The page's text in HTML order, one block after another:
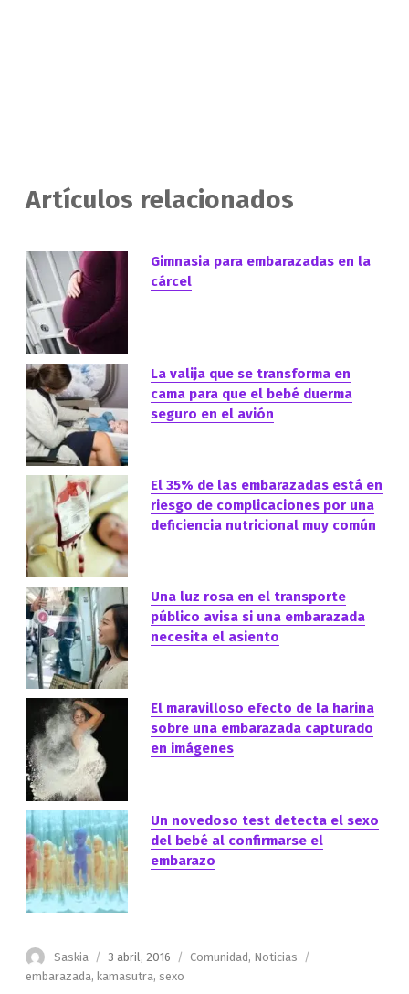
Artículos relacionados
Gimnasia para embarazadas en la
cárcel
La valija que se transforma en
cama para que el bebé duerma
seguro en el avión
El 35% de las embarazadas está en
riesgo de complicaciones por una
deficiencia nutricional muy común
Una luz rosa en el transporte
público avisa si una embarazada
necesita el asiento
El maravilloso efecto de la harina
sobre una embarazada capturado
en imágenes
Un novedoso test detecta el sexo
del bebé al confirmarse el
embarazo
Autor
Saskia
Publicado
el
3 abril, 2016 Categorías
Comunidad, Noticias
embarazada, kamasutra, sexo